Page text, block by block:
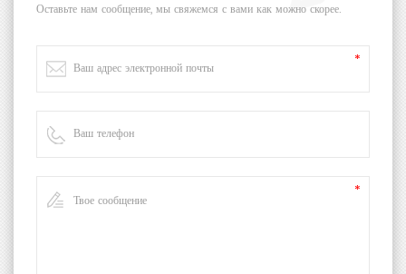
Оставьте нам сообщение, мы свяжемся с вами как можно скорее.